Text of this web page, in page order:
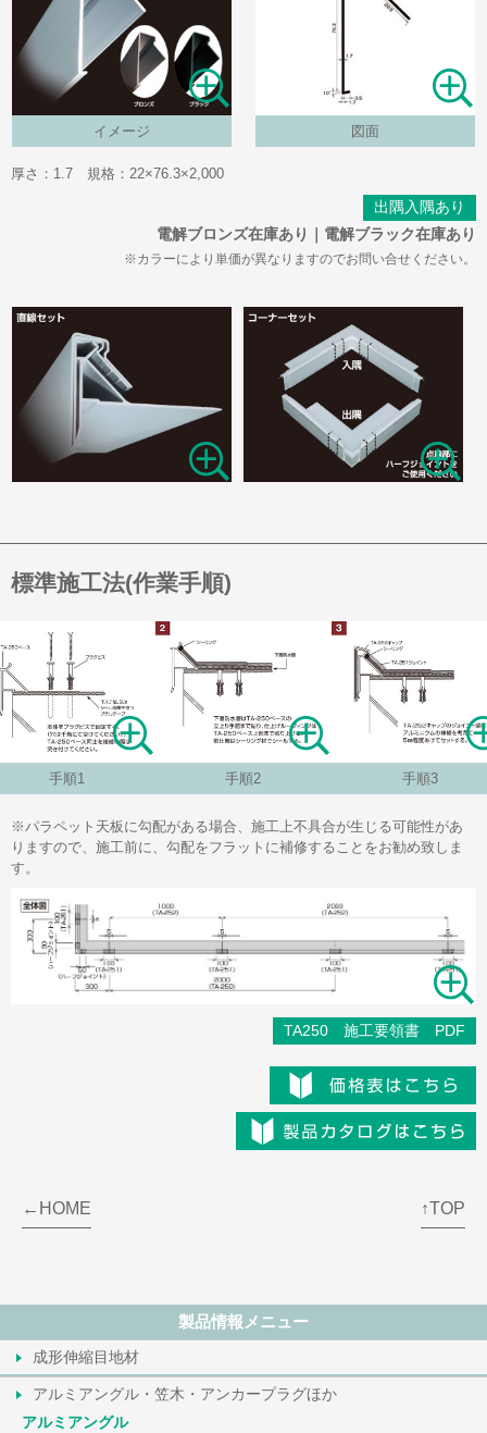
イメージ 図面
厚さ：1.7 規格：22×76.3×2,000
出隅入隅あり
電解ブロンズ在庫あり｜電解ブラック在庫あり
※カラーにより単価が異なりますのでお問い合せください。
標準施工法(作業手順)
手順1 手順2 手順3
※パラペット天板に勾配がある場合、施工上不具合が生じる可能性があ
りますので、施工前に、勾配をフラットに補修することをお勧め致しま
す。
TA250 施工要領書 PDF
←HOME ↑TOP
製品情報 メニュー
成形伸縮目地材
アルミアングル・笠木・アンカープラグほか
アルミアングル